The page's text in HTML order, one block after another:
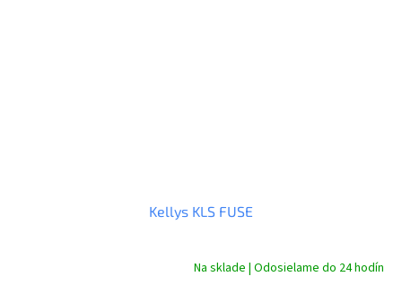
Kellys KLS FUSE
Na sklade | Odosielame do 24 hodín